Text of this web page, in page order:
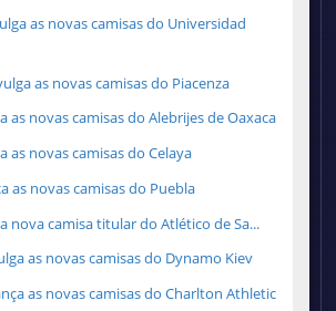
as novas camisas do Universidad
as novas camisas do Piacenza
as novas camisas do Alebrijes de Oaxaca
as novas camisas do Celaya
as novas camisas do Puebla
nova camisa titular do Atlético de Sa...
as novas camisas do Dynamo Kiev
as novas camisas do Charlton Athletic